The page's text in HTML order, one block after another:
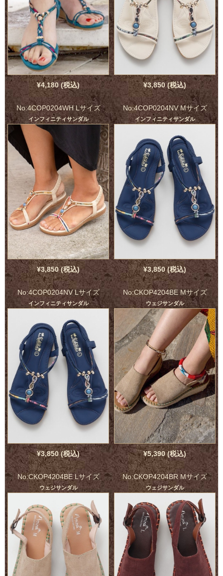
¥4,180 (税込) ¥3,850 (税込)
No:4COP0204WH Lサイズ
インフィニティサンダル
¥3,850 (税込)
No:4COP0204NV Mサイズ
インフィニティサンダル
¥3,850 (税込)
No:4COP0204NV Lサイズ
インフィニティサンダル
¥3,850 (税込)
No:CKOP4204BE Mサイズ
ウェジサンダル
¥5,390 (税込)
No:CKOP4204BE Lサイズ
ウェジサンダル
No:CKOP4204BR Mサイズ
ウェジサンダル